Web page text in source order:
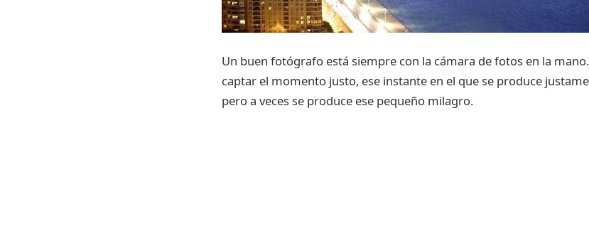
Un buen fotógrafo está siempre con la cámara de fotos en la
captar el momento justo, ese instante en el que se produce
pero a veces se produce ese pequeño milagro.